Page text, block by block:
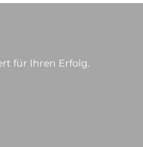
für Ihren Erfolg.